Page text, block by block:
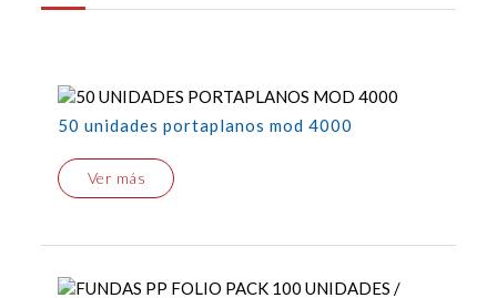
50 unidades portaplanos mod 4000
Ver más